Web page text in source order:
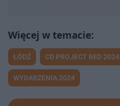
ŁÓDŹ CD PROJECT RED 2024
WYDARZENIA 2024